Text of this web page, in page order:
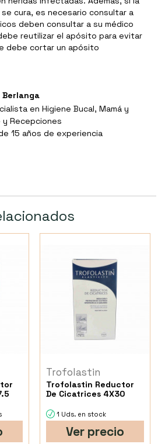
cura, es necesario consultar a
deben consultar a su médico
reutilizar el apósito para evitar
debe cortar un apósito
Berlanga
en Higiene Bucal, Mamá y
y Recepciones
15 años de experiencia
Trofolastin
Trofolastin Reductor
De Cicatrices 4X30
1 Uds. en stock
Ver precio